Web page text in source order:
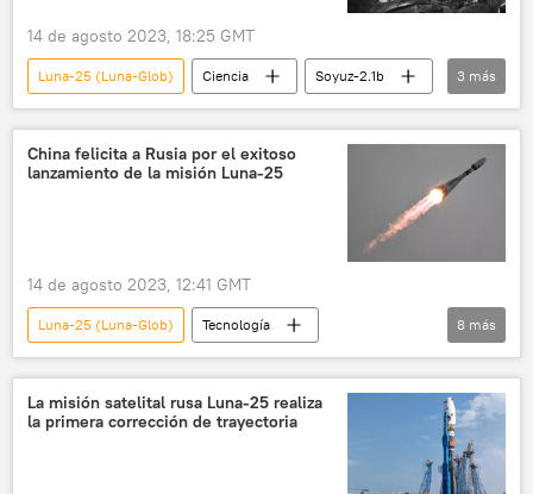
14 de agosto 2023, 18:25 GMT
Luna-25 (Luna-Glob) Ciencia
Soyuz-2.1b
Roscosmos
🚀 Conquista espacial
espacio
3 más
China felicita a Rusia por el exitoso
lanzamiento de la misión Luna-25
14 de agosto 2023, 12:41 GMT
Luna-25 (Luna-Glob)
Tecnología
🚀 Conquista espacial
espacio
China
la Luna
Roscosmos
Soyuz-2.1b
Rusia 🌏 Asia
8 más
La misión satelital rusa Luna-25 realiza
la primera corrección de trayectoria